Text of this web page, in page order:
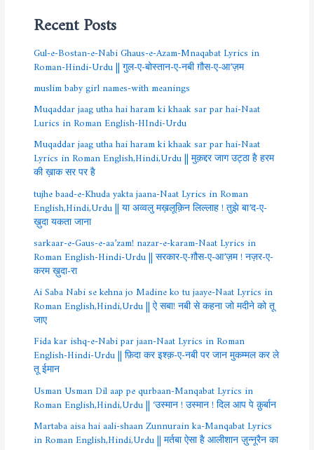
Recent Posts
Gul-e-Bostan-e-Nabi Ghaus-e-Azam-Mnaqabat Lyrics in
Roman-Hindi-Urdu || गुल-ए-बोस्तान-ए-नबी ग़ौस-ए-आ’ज़म
muslim baby girl names-with meanings
Muqaddar jaag utha hai haram ki khaak sar par hai-Naat
Lurics in Roman English-HIndi-Urdu
Muqaddar jaag utha hai haram ki khaak sar par hai-Naat
Lyrics in Roman English,Hindi,Urdu || मुक़द्दर जाग उट्ठा है हरम
की ख़ाक सर पर है
tujhe baad-e-Khuda yakta jaana-Naat Lyrics in Roman
English,Hindi,Urdu || या अव्वलु मख़लूक़िन लिल्लाह ! तुझे बा’द-ए-
ख़ुदा यकता जाना
sarkaar-e-Gaus-e-aa’zam! nazar-e-karam-Naat Lyrics in
Roman English-Hindi-Urdu || सरकार-ए-ग़ौस-ए-आ’ज़म ! नज़र-ए-
करम ख़ुदा-रा
Ai Saba Nabi se kehna jo Madine ko tu jaaye-Naat Lyrics in
Roman English,Hindi,Urdu || ऐ सबा! नबी से कहना जो मदीने को तू
जाए
Fida kar ishq-e-Nabi par jaan-Naat Lyrics in Roman
English-Hindi-Urdu || फ़िदा कर इश्क़-ए-नबी पर जान मुकम्मल कर ले
तू ईमान
Usman Usman Dil aap pe qurbaan-Manqabat Lyrics in
Roman English,Hindi,Urdu || ‘उस्मान ! उस्मान ! दिल आप पे क़ुर्बान
Martaba aisa hai aali-shaan Zunnurain ka-Manqabat Lyrics
in Roman English,Hindi,Urdu || मर्तबा ऐसा है आलीशान ज़ुन्नूरैन का